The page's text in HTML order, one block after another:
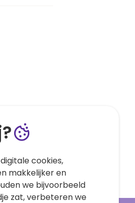
cookies,
makkelijker en
we bijvoorbeeld
zat, verbeteren we